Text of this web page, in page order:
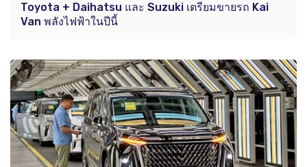
Toyota + Daihatsu และ Suzuki เตรียมขายรถ Kai
Van พลังไฟฟ้าในปีนี้